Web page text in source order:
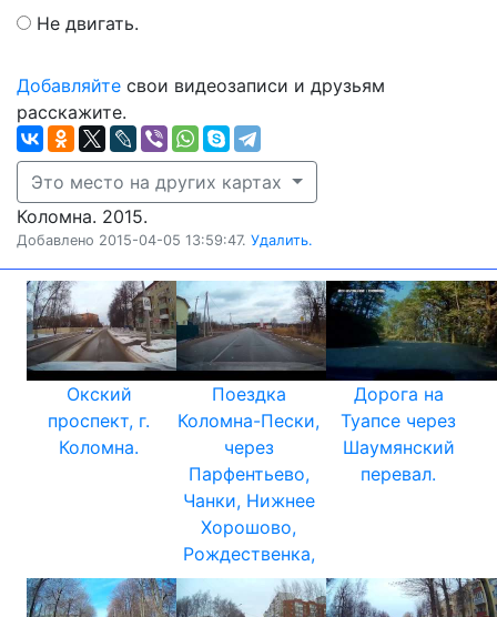
Не двигать.
Добавляйте свои видеозаписи и друзьям
расскажите.
Это место на других картах
Коломна. 2015.
Добавлено 2015-04-05 13:59:47. Удалить.
Окский
проспект, г.
Коломна.
Поездка
Коломна-Пески,
через
Парфентьево,
Чанки, Нижнее
Хорошово,
Рождественка,
Дорога на
Туапсе через
Шаумянский
перевал.